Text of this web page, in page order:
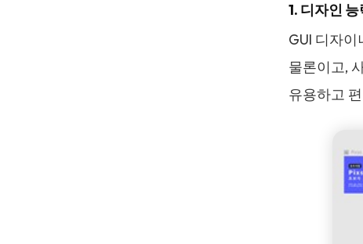
1. 디자인 능
GUI 디자
물론이고,
유용하고